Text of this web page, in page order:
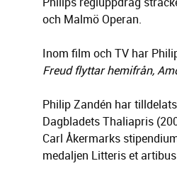
och Malmö Operan.
Inom film och TV har
Freud flyttar hemifrån,
Philip Zandén har
Dagbladets Thaliapris
Carl Åkermarks
medaljen Litteris et